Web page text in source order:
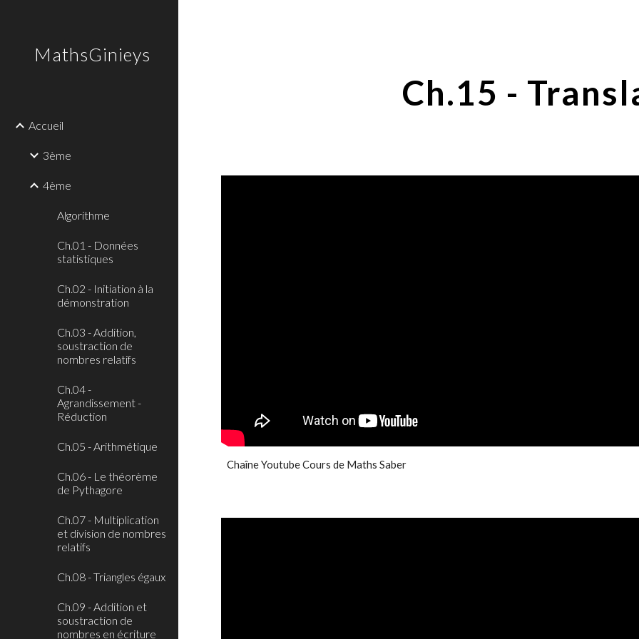
MathsGinieys
Accueil
3ème
4ème
Algorithme
Ch.01 - Données
statistiques
Ch.02 - Initiation à la
démonstration
Ch.03 - Addition,
soustraction de
nombres relatifs
Ch.04 -
Agrandissement -
Réduction
Ch.05 - Arithmétique
Ch.06 - Le théorème
de Pythagore
Ch.07 - Multiplication
et division de nombres
relatifs
Ch.08 - Triangles égaux
Ch.09 - Addition et
soustraction de
nombres en écriture
Ch.15 -
Chaîne Youtube Cours de Maths Saber